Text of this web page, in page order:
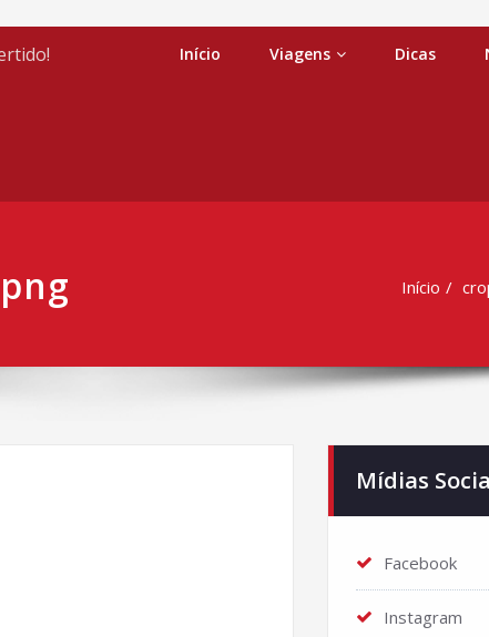
Início Viagens Dicas
Início
Mídias
Facebook
Instagram